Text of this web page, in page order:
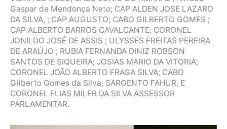
Gaspar de Mendonça Neto; CAP ALDEN JOSE LAZARO
DA SILVA, ; CAP AUGUSTO; CABO GILBERTO GOMES ;
CAP ALBERTO BARROS CAVALCANTE; CORONEL
JONILDO JOSÉ DE ASSIS ; ULYSSES FREITAS PEREIRA
DE ARAÚJO ; RUBIA FERNANDA DINIZ ROBSON
SANTOS DE SIQUEIRA; JOSIAS MARIO DA VITORIA;
CORONEL JOÃO ALBERTO FRAGA SILVA; CABO
Gilberto Gomes da Silva; SARGENTO FAHUR, E
CORONEL ELIAS MILER DA SILVA ASSESSOR
PARLAMENTAR.